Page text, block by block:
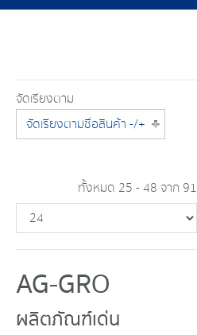
จัดเรียงตาม
จัดเรียงตามชื่อสินค้า -/+
ทั้งหมด 25 - 48 จาก 91
AG-GRO
ผลิตภัณฑ์เด่น